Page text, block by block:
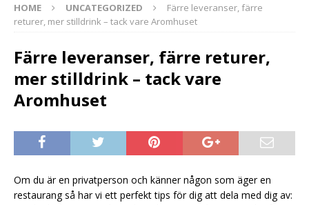
HOME UNCATEGORIZED
Färre leveranser, färre
returer, mer stilldrink – tack vare Aromhuset
Färre leveranser, färre returer,
mer stilldrink – tack vare
Aromhuset
Om du är en privatperson och känner någon som äger en
restaurang så har vi ett perfekt tips för dig att dela med dig av: